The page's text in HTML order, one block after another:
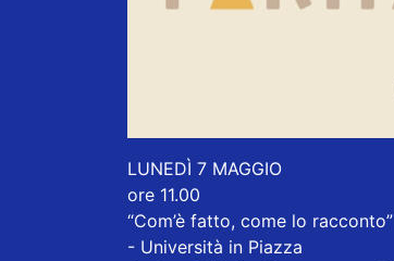
LUNEDÌ 7 MAGGIO
ore 11.00
“Com’è fatto, come lo racconto”
- Università in Piazza